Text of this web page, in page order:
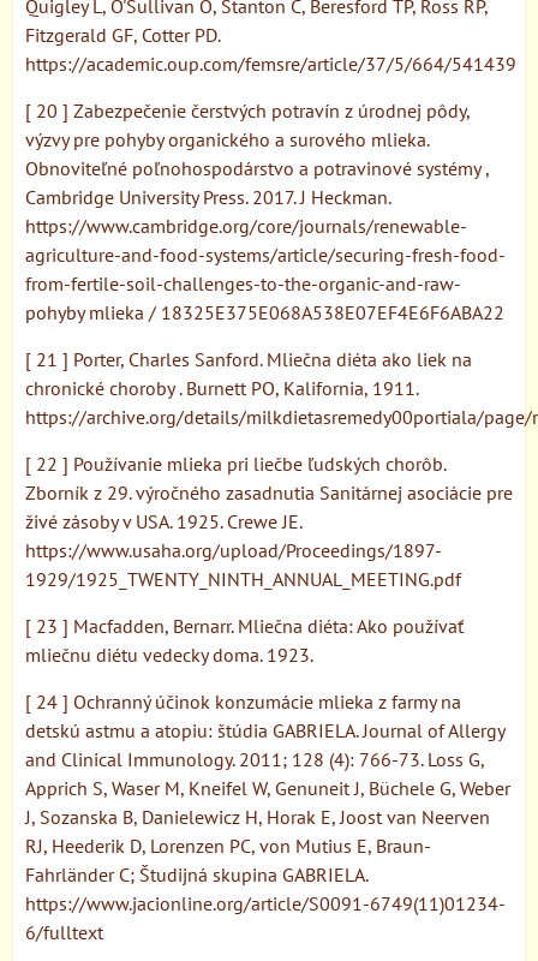
Quigley L, O'Sullivan O, Stanton C, Beresford TP, Ross RP,
Fitzgerald GF, Cotter PD.
https://academic.oup.com/femsre/article/37/5/664/541439
[ 20 ] Zabezpečenie čerstvých potravín z úrodnej pôdy,
výzvy pre pohyby organického a surového mlieka.
Obnoviteľné poľnohospodárstvo a potravinové systémy ,
Cambridge University Press. 2017. J Heckman.
https://www.cambridge.org/core/journals/renewable-
agriculture-and-food-systems/article/securing-fresh-food-
from-fertile-soil-challenges-to-the-organic-and-raw-
pohyby mlieka / 18325E375E068A538E07EF4E6F6ABA22
[ 21 ] Porter, Charles Sanford. Mliečna diéta ako liek na
chronické choroby . Burnett PO, Kalifornia, 1911.
https://archive.org/details/milkdietasremedy00portiala/page/
[ 22 ] Používanie mlieka pri liečbe ľudských chorôb.
Zborník z 29. výročného zasadnutia Sanitárnej asociácie pre
živé zásoby v USA. 1925. Crewe JE.
https://www.usaha.org/upload/Proceedings/1897-
1929/1925_TWENTY_NINTH_ANNUAL_MEETING.pdf
[ 23 ] Macfadden, Bernarr. Mliečna diéta: Ako používať
mliečnu diétu vedecky doma. 1923.
[ 24 ] Ochranný účinok konzumácie mlieka z farmy na
detskú astmu a atopiu: štúdia GABRIELA. Journal of Allergy
and Clinical Immunology. 2011; 128 (4): 766-73. Loss G,
Apprich S, Waser M, Kneifel W, Genuneit J, Büchele G, Weber
J, Sozanska B, Danielewicz H, Horak E, Joost van Neerven
RJ, Heederik D, Lorenzen PC, von Mutius E, Braun-
Fahrländer C; Študijná skupina GABRIELA.
https://www.jacionline.org/article/S0091-6749(11)01234-
6/fulltext